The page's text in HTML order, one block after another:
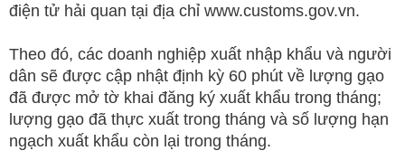
điện tử hải quan tại địa chỉ www.customs.gov.vn.
Theo đó, các doanh nghiệp xuất nhập khẩu và người
dân sẽ được cập nhật định kỳ 60 phút về lượng gạo
đã được mở tờ khai đăng ký xuất khẩu trong tháng;
lượng gạo đã thực xuất trong tháng và số lượng hạn
ngạch xuất khẩu còn lại trong tháng.